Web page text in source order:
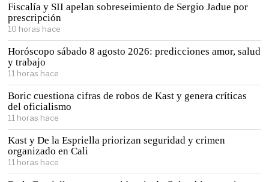
Fiscalía y SII apelan sobreseimiento de Sergio Jadue por
prescripción
10 horas hace
Horóscopo sábado 8 agosto 2026: predicciones amor, salud
y trabajo
11 horas hace
Boric cuestiona cifras de robos de Kast y genera críticas
del oficialismo
11 horas hace
Kast y De la Espriella priorizan seguridad y crimen
organizado en Cali
11 horas hace